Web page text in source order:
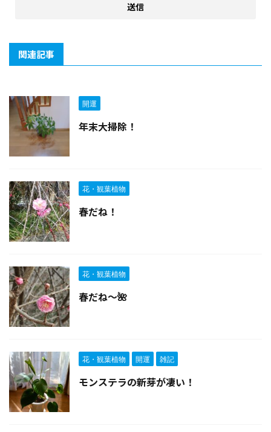
関連記事
開運
年末大掃除！
花・観葉植物
春だね！
花・観葉植物
春だね～🌺
花・観葉植物 開運 雑記
モンステラの新芽が凄い！